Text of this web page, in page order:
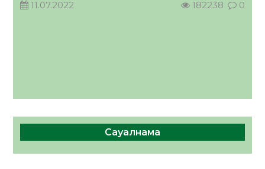
11.07.2022
182238 0
Сауалнама